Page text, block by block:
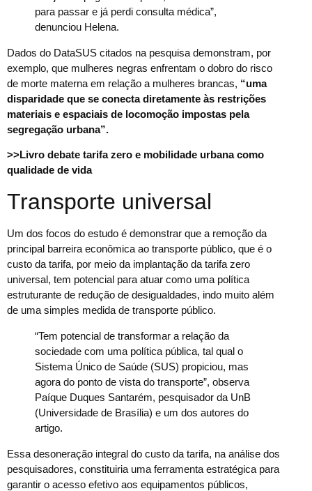
para passar e já perdi consulta médica”,
denunciou Helena.
Dados do DataSUS citados na pesquisa demonstram, por
exemplo, que mulheres negras enfrentam o dobro do risco
de morte materna em relação a mulheres brancas, “uma
disparidade que se conecta diretamente às restrições
materiais e espaciais de locomoção impostas pela
segregação urbana”.
>>Livro debate tarifa zero e mobilidade urbana como
qualidade de vida
Transporte universal
Um dos focos do estudo é demonstrar que a remoção da
principal barreira econômica ao transporte público, que é o
custo da tarifa, por meio da implantação da tarifa zero
universal, tem potencial para atuar como uma política
estruturante de redução de desigualdades, indo muito além
de uma simples medida de transporte público.
“Tem potencial de transformar a relação da
sociedade com uma política pública, tal qual o
Sistema Único de Saúde (SUS) propiciou, mas
agora do ponto de vista do transporte”, observa
Paíque Duques Santarém, pesquisador da UnB
(Universidade de Brasília) e um dos autores do
artigo.
Essa desoneração integral do custo da tarifa, na análise dos
pesquisadores, constituiria uma ferramenta estratégica para
garantir o acesso efetivo aos equipamentos públicos,